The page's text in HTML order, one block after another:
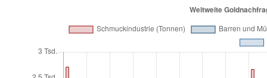
ETFs (z.B. ZKB Gold)
Gegenwert der Papiere
werden daher steuerlich wie